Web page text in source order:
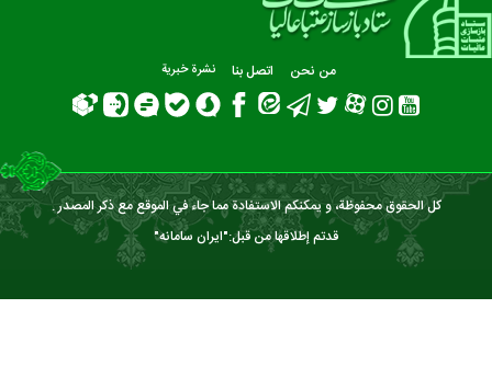
من نحن اتصل بنا نشرة‌ خبریة
كل الحقوق محفوظة، و يمكنكم الاستفادة مما جاء في الموقع مع ذكر المصدر .
قدتم إطلاقها من قبل:"ایران سامانه"